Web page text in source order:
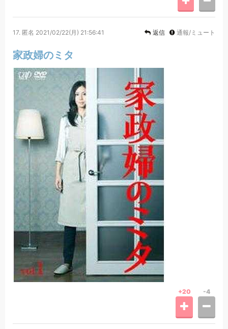
17. 匿名 2021/02/22(月) 21:56:41 返信 通報/ミュート
家政婦のミタ
+20 -4